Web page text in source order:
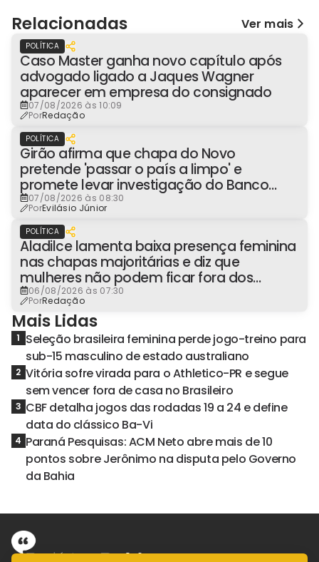
Relacionadas Ver mais
POLÍTICA
Caso Master ganha novo capítulo após
advogado ligado a Jaques Wagner
aparecer em empresa do consignado
07/08/2026 às 10:09
PorRedação
POLÍTICA
Girão afirma que chapa do Novo
pretende 'passar o país a limpo' e
promete levar investigação do Banco
Master à Presidência
07/08/2026 às 08:30
PorEvilásio Júnior
POLÍTICA
Aladilce lamenta baixa presença feminina
nas chapas majoritárias e diz que
mulheres não podem ficar fora dos
espaços de poder
06/08/2026 às 07:30
PorRedação
Mais Lidas
1 Seleção brasileira feminina perde jogo-treino para
sub-15 masculino de estado australiano
2 Vitória sofre virada para o Athletico-PR e segue
sem vencer fora de casa no Brasileiro
3 CBF detalha jogos das rodadas 19 a 24 e define
data do clássico Ba-Vi
4 Paraná Pesquisas: ACM Neto abre mais de 10
pontos sobre Jerônimo na disputa pelo Governo
da Bahia